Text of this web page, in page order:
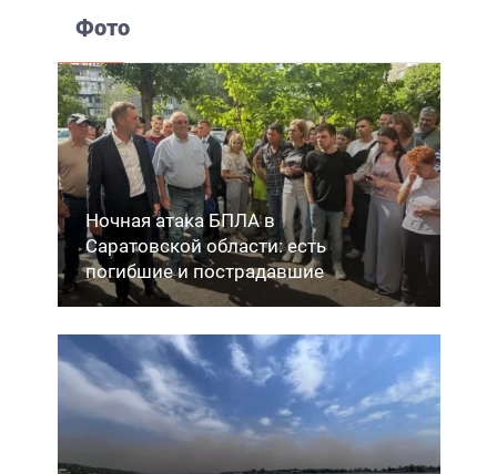
Фото
Ночная атака БПЛА в
Саратовской области: есть
погибшие и пострадавшие